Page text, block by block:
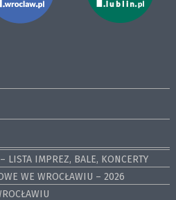
LISTA IMPREZ, BALE, KONCERTY
WE WROCŁAWIU – 2026